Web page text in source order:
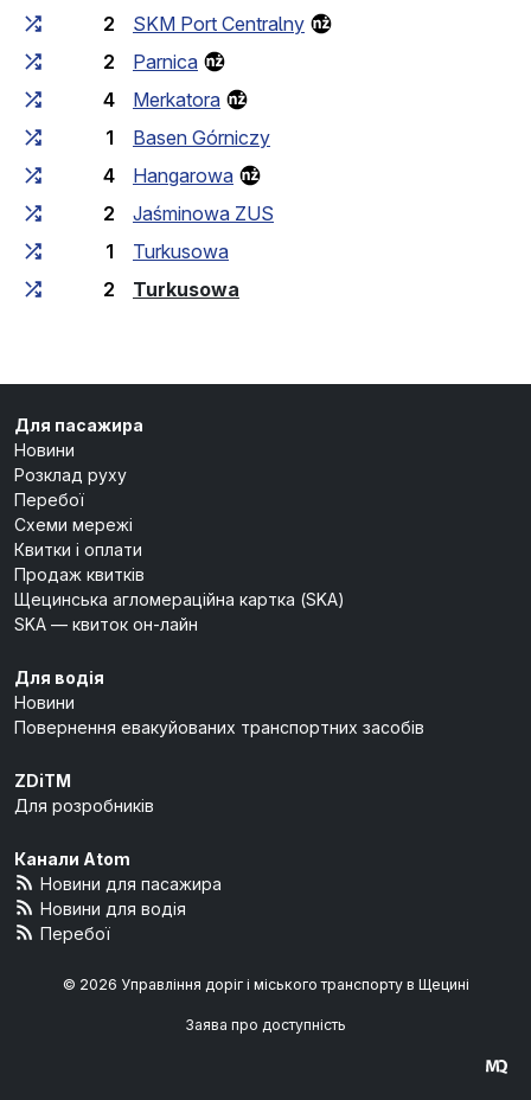
2
SKM Port Centralny
2
Parnica
4
Merkatora
1
Basen Górniczy
4
Hangarowa
2
Jaśminowa ZUS
1
Turkusowa
2
Turkusowa
Для пасажира
Новини
Розклад руху
Перебої
Схеми мережі
Квитки і оплати
Продаж квитків
Щецинська агломераційна картка (SKA)
SKA — квиток он-лайн
Для водія
Новини
Повернення евакуйованих транспортних засобів
ZDiTM
Для розробників
Канали Atom
Новини для пасажира
Новини для водія
Перебої
© 2026 Управління доріг і міського транспорту в Щецині
Заява про доступність